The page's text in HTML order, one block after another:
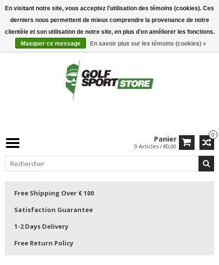
0
Panier
0 Articles / €0,00
Free Shipping Over € 100
Satisfaction Guarantee
1-2 Days Delivery
Free Return Policy
En visitant notre site, vous acceptez l'utilisation des témoins (cookies). Ces
derniers nous permettent de mieux comprendre la provenance de notre
clientèle et son utilisation de notre site, en plus d'en améliorer les fonctions.
Masquer ce message
En savoir plus sur les témoins (cookies) »